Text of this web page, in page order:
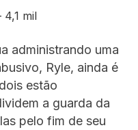
4,1 mil
administrando uma
Ryle, ainda é
estão
a guarda da
pelo fim de seu